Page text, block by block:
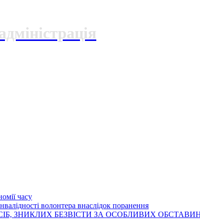
часу
волонтера внаслідок поранення
ЗНИКЛИХ БЕЗВІСТИ ЗА ОСОБЛИВИХ